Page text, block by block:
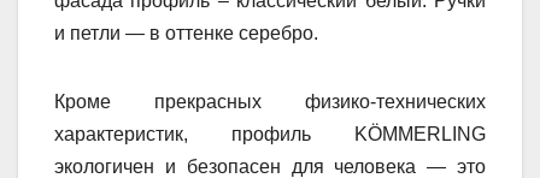
и петли — в оттенке серебро.
Кроме прекрасных физико-технических
характеристик, профиль KÖMMERLING
экологичен и безопасен для человека — это